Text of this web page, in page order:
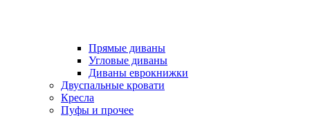
Прямые диваны
Угловые диваны
Диваны еврокнижки
Двуспальные кровати
Кресла
Пуфы и прочее